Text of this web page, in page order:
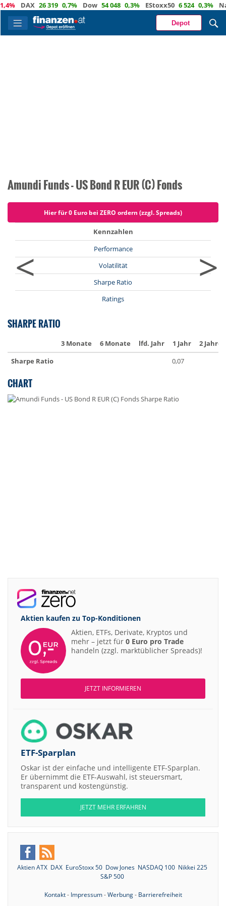
DAX 26 319 0,7% Dow 54 048 0,3% EStoxx50 6 524 0,3%
Depot
Amundi Funds - US Bond R EUR (C) Fonds
Hier für 0 Euro bei ZERO ordern (zzgl. Spreads)
<
Kennzahlen
Performance
Volatilität
Sharpe Ratio
Ratings
>
SHARPE RATIO
3 Monate 6 Monate lfd. Jahr 1 Jahr
2 Jahre
Sharpe Ratio
0,07
CHART
Aktien kaufen zu Top-Konditionen
Aktien, ETFs, Derivate, Kryptos und
mehr – jetzt für 0 Euro pro Trade
handeln (zzgl. marktüblicher Spreads)!
JETZT INFORMIEREN
ETF-Sparplan
Oskar ist der einfache und intelligente ETF-Sparplan.
Er übernimmt die ETF-Auswahl, ist steuersmart,
transparent und kostengünstig.
JETZT MEHR ERFAHREN
Aktien ATX DAX EuroStoxx 50 Dow Jones NASDAQ 100 Nikkei 225
S&P 500
Kontakt- Impressum-Werbung- Barrierefreiheit